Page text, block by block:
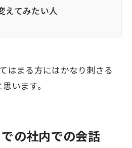
えてみたい人
はまる方にはかなり刺さる
います。
の社内での会話